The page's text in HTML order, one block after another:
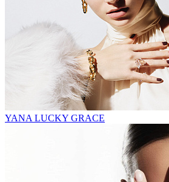
YANA LUCKY GRACE